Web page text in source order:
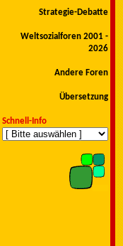
Strategie-Debatte
Weltsozialforen 2001 -
2026
Andere Foren
Übersetzung
Schnell-Info